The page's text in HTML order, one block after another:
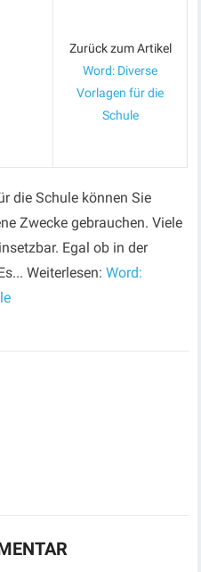
Zurück zum Artikel
Word: Diverse
Vorlagen für die
Schule
die Schule können Sie
Zwecke gebrauchen. Viele
Egal ob in der
Weiterlesen:Word: